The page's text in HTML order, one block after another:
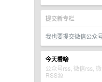
提交新专栏
我也要提交微信公众
今天看啥
公众号rss, 微信rss,
RSS源